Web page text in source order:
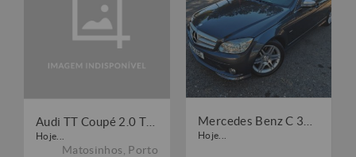
Hoje...
Matosinhos Porto
Hoje...